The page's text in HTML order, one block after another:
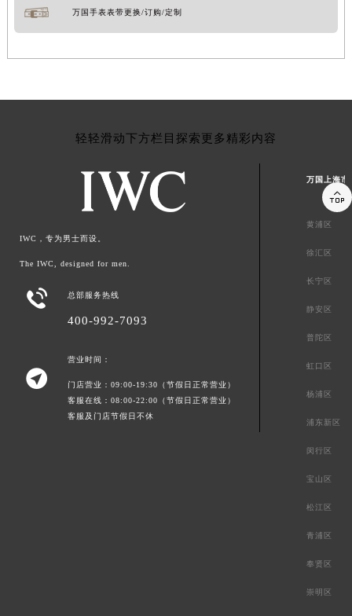
万国手表表带更换/订购/定制
轻轻滑动下方栏目探索更多精彩内容
IWC，专为男士而设。
The IWC, designed for men.
 总部服务热线
400-992-7093

营业时间：
门店营业：09:00-19:30（节假日正常营业）
客服在线：08:00-22:00（节假日正常营业）
客服及门店节假日不休
万国上海市
黄浦区
徐汇区
长宁区
静安区
普陀区
虹口区
杨浦区
浦东新区
闵行区
宝山区
松江区
青浦区
奉贤区
崇明区
